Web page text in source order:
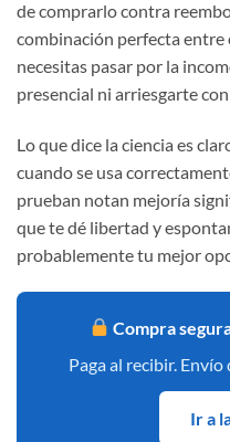
de comprarlo contra
combinación perfecta
necesitas pasar por la
presencial ni arriesgarte
Lo que dice la ciencia es
cuando se usa
prueban notan mejoría
que te dé libertad y
probablemente tu mejor
Compra
Paga al recibir.
Ir a